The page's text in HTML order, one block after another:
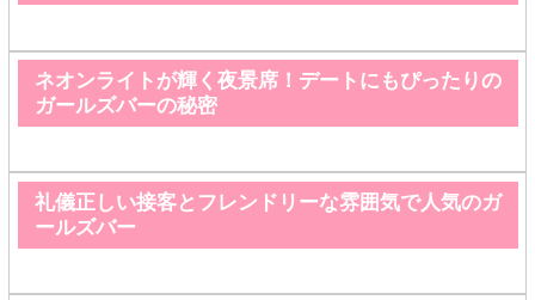
ネオンライトが輝く夜景席！デートにもぴったりの
ガールズバーの秘密
礼儀正しい接客とフレンドリーな雰囲気で人気のガ
ールズバー